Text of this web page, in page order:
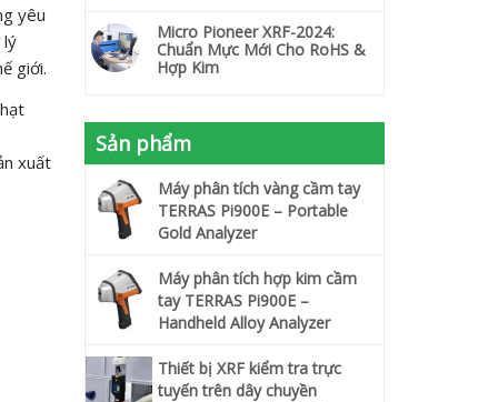
yêu
lý
giới.
xuất
Micro Pioneer XRF-2024:
Chuẩn Mực Mới Cho RoHS &
Hợp Kim
Sản phẩm
Máy phân tích vàng cầm tay
TERRAS Pi900E – Portable
Gold Analyzer
Máy phân tích hợp kim cầm
tay TERRAS Pi900E –
Handheld Alloy Analyzer
Thiết bị XRF kiểm tra trực
tuyến trên dây chuyền